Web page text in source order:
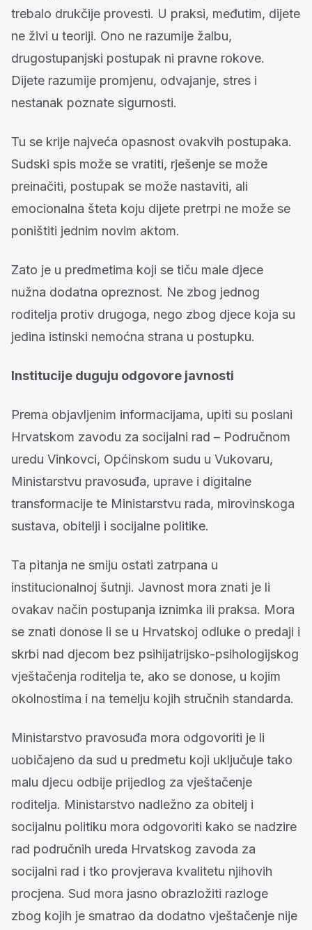
trebalo drukčije provesti. U praksi, međutim, dijete
ne živi u teoriji. Ono ne razumije žalbu,
drugostupanjski postupak ni pravne rokove.
Dijete razumije promjenu, odvajanje, stres i
nestanak poznate sigurnosti.
Tu se krije najveća opasnost ovakvih postupaka.
Sudski spis može se vratiti, rješenje se može
preinačiti, postupak se može nastaviti, ali
emocionalna šteta koju dijete pretrpi ne može se
poništiti jednim novim aktom.
Zato je u predmetima koji se tiču male djece
nužna dodatna opreznost. Ne zbog jednog
roditelja protiv drugoga, nego zbog djece koja su
jedina istinski nemoćna strana u postupku.
Institucije duguju odgovore javnosti
Prema objavljenim informacijama, upiti su poslani
Hrvatskom zavodu za socijalni rad – Područnom
uredu Vinkovci, Općinskom sudu u Vukovaru,
Ministarstvu pravosuđa, uprave i digitalne
transformacije te Ministarstvu rada, mirovinskoga
sustava, obitelji i socijalne politike.
Ta pitanja ne smiju ostati zatrpana u
institucionalnoj šutnji. Javnost mora znati je li
ovakav način postupanja iznimka ili praksa. Mora
se znati donose li se u Hrvatskoj odluke o predaji i
skrbi nad djecom bez psihijatrijsko-psihologijskog
vještačenja roditelja te, ako se donose, u kojim
okolnostima i na temelju kojih stručnih standarda.
Ministarstvo pravosuđa mora odgovoriti je li
uobičajeno da sud u predmetu koji uključuje tako
malu djecu odbije prijedlog za vještačenje
roditelja. Ministarstvo nadležno za obitelj i
socijalnu politiku mora odgovoriti kako se nadzire
rad područnih ureda Hrvatskog zavoda za
socijalni rad i tko provjerava kvalitetu njihovih
procjena. Sud mora jasno obrazložiti razloge
zbog kojih je smatrao da dodatno vještačenje nije